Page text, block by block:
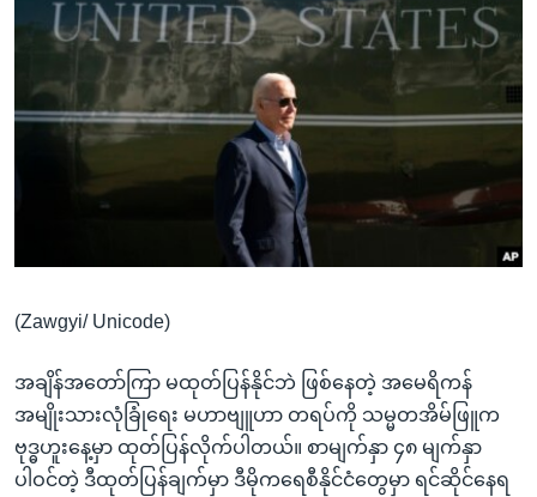
ကြည့်
ပင်မ
အ
ရန်
ရန်
နေရာ
သို့
ကျော်
အမေရိကန်သုံးအီဒီယံ
မကြေးမုံရဲ့ အင်္ဂလိပ်စာ
ရုပ်ရှင်ထဲက အင်္ဂလိပ်စာ
သုတပဒေသာ အင်္ဂလိပ်စာ
အပတ်စဉ်ကဏ္ဍများ
ရေဒီယို
တီဗွီ
ရေဒီယိုနှင့်ရုပ်သံ အချက်အလက်များ
ရေဒီယို/တီဗွီအစီအစဉ်
(Zawgyi/ Unicode)
အချိန်အတော်ကြာ မထုတ်ပြန်နိုင်ဘဲ ဖြစ်နေတဲ့ အမေရိကန်
အမျိုးသားလုံခြုံရေး မဟာဗျူဟာ တရပ်ကို သမ္မတအိမ်ဖြူက
ဗုဒ္ဓဟူးနေ့မှာ ထုတ်ပြန်လိုက်ပါတယ်။ စာမျက်နှာ ၄၈ မျက်နှာ
ပါဝင်တဲ့ ဒီထုတ်ပြန်ချက်မှာ ဒီမိုကရေစီနိုင်ငံတွေမှာ ရင်ဆိုင်နေရ